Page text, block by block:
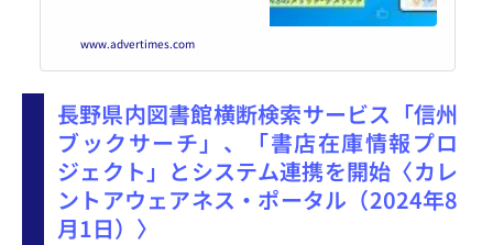
役、武内一矢です。
www.advertimes.com
長野県内図書館横断検索サービス「信州
ブックサーチ」、「書店在庫情報プロ
ジェクト」とシステム連携を開始〈カレ
ントアウェアネス・ポータル（2024年8
月1日）〉